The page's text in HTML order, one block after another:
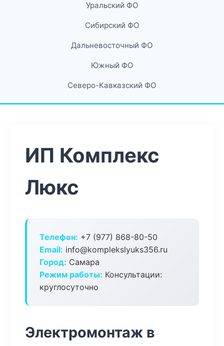
Уральский ФО
Сибирский ФО
Дальневосточный ФО
Южный ФО
Северо-Кавказский ФО
ИП Комплекс
Люкс
Телефон: +7 (977) 868-80-50
Email: info@komplekslyuks356.ru
Город: Самара
Режим работы: Консультации:
круглосуточно
Электромонтаж в